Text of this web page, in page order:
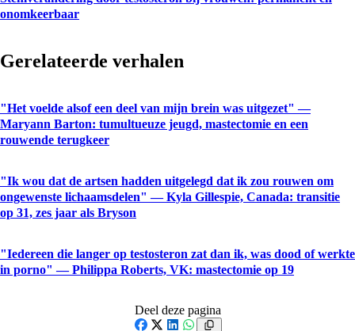
onomkeerbaar
Gerelateerde verhalen
"Het voelde alsof een deel van mijn brein was uitgezet" —
Maryann Barton: tumultueuze jeugd, mastectomie en een
rouwende terugkeer
"Ik wou dat de artsen hadden uitgelegd dat ik zou rouwen om
ongewenste lichaamsdelen" — Kyla Gillespie, Canada: transitie
op 31, zes jaar als Bryson
"Iedereen die langer op testosteron zat dan ik, was dood of werkte
in porno" — Philippa Roberts, VK: mastectomie op 19
Deel deze pagina